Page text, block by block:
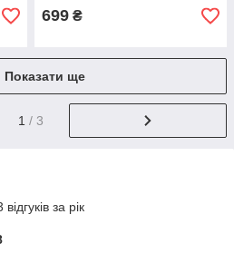
699 ₴
Показати ще
1 / 3
за рік